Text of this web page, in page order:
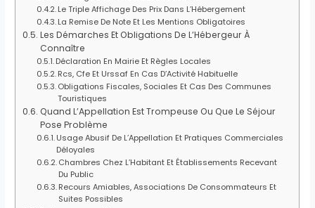
Le Triple Affichage Des Prix Dans L’Hébergement
La Remise De Note Et Les Mentions Obligatoires
Les Démarches Et Obligations De L’Hébergeur À
Connaître
Déclaration En Mairie Et Règles Locales
Rcs, Cfe Et Urssaf En Cas D’Activité Habituelle
Obligations Fiscales, Sociales Et Cas Des Communes
Touristiques
Quand L’Appellation Est Trompeuse Ou Que Le Séjour
Pose Problème
Usage Abusif De L’Appellation Et Pratiques Commerciales
Déloyales
Chambres Chez L’Habitant Et Établissements Recevant
Du Public
Recours Amiables, Associations De Consommateurs Et
Suites Possibles